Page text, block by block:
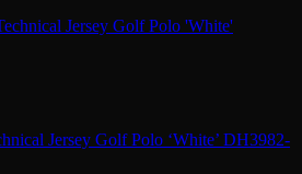
Jersey Golf Polo ‘White’ DH3982-